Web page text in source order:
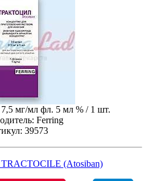
мг/мл фл. 5 мл % / 1 шт.
Ferring
39573
(Atosiban)